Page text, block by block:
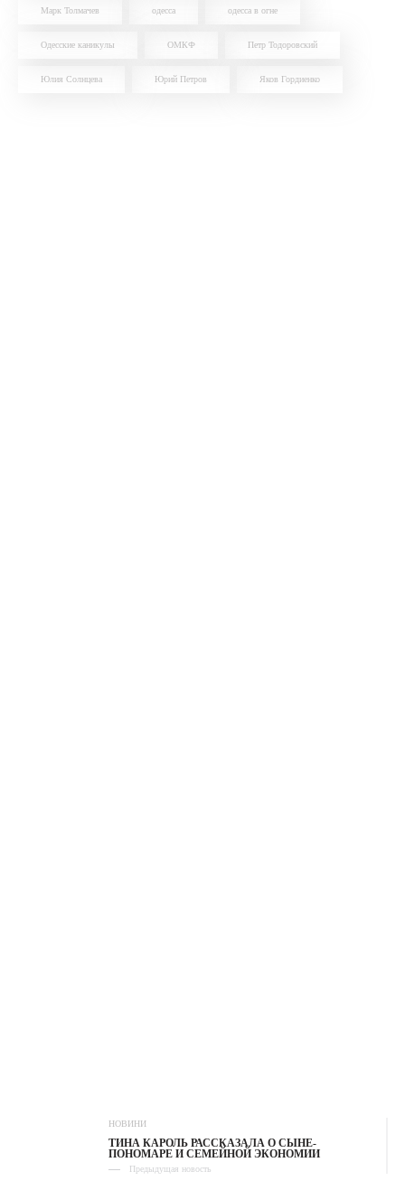
Марк Толмачев одесса одесса в огне
Одесские каникулы ОМКФ Петр Тодоровский
Юлия Солнцева Юрий Петров Яков Гордиенко
НОВИНИ
ТИНА КАРОЛЬ РАССКАЗАЛА О СЫНЕ-
ПОНОМАРЕ И СЕМЕЙНОЙ ЭКОНОМИИ
Предыдущая новость